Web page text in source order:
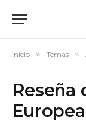
Inicio » Temas »
Reseña